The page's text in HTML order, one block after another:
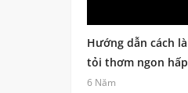
Hướng dẫn cách
tỏi thơm ngon
6 Năm